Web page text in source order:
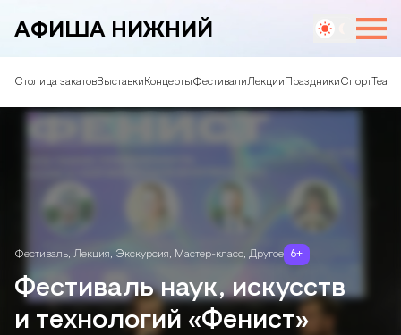
АФИША НИЖНИЙ
Столица закатовВыставкиКонцертыФестивалиЛекции ПраздникиСпорт
Фестиваль, Лекция, Экскурсия, Мастер-класс, Другое 6+
Фестиваль наук, искусств
и технологий «Фенист»